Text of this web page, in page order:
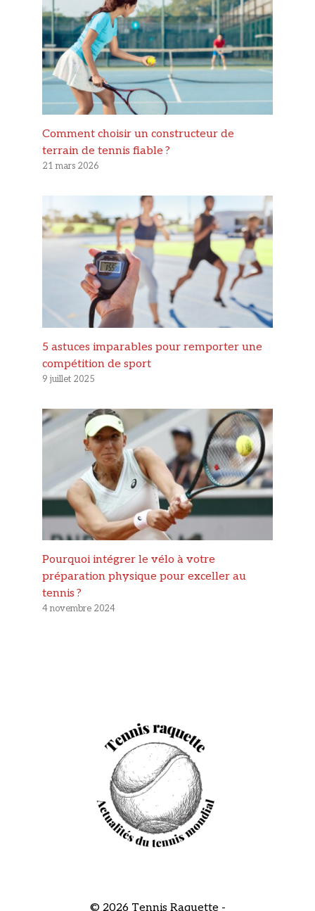
Comment choisir un constructeur de
terrain de tennis fiable ?
21 mars 2026
5 astuces imparables pour remporter une
compétition de sport
9 juillet 2025
Pourquoi intégrer le vélo à votre
préparation physique pour exceller au
tennis ?
4 novembre 2024
© 2026 Tennis Raquette -